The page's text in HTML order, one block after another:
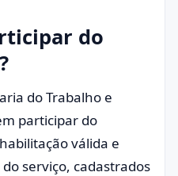
do
do Trabalho e
participar do
válida e
serviço, cadastrados